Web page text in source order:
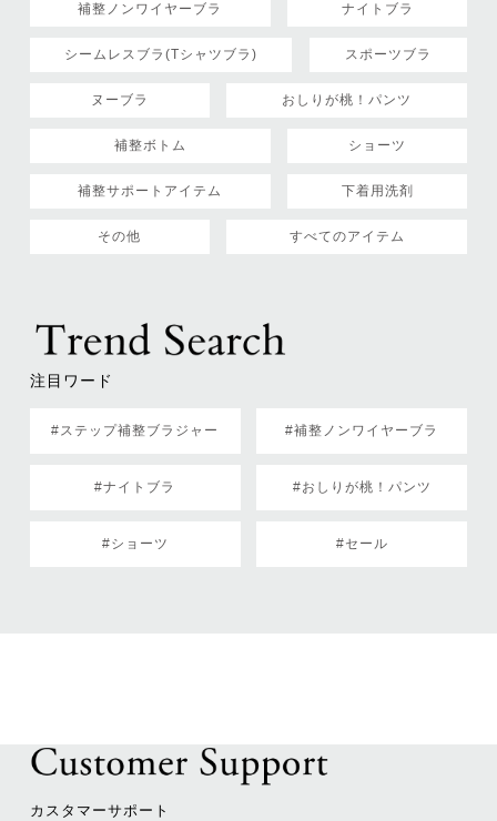
補整ノンワイヤーブラ ナイトブラ
シームレスブラ(Tシャツブラ) スポーツブラ
ヌーブラ おしりが桃！パンツ
補整ボトム ショーツ
補整サポートアイテム 下着用洗剤
その他 すべてのアイテム
注目ワード
#ステップ補整ブラジャー #補整ノンワイヤーブラ
#ナイトブラ #おしりが桃！パンツ
#ショーツ #セール
カスタマーサポート